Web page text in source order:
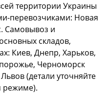
территории Украины
перевозчиками: Новая
Самовывоз и
складов,
Киев, Днепр, Харьков,
Черноморск
(детали уточняйте
режиме).